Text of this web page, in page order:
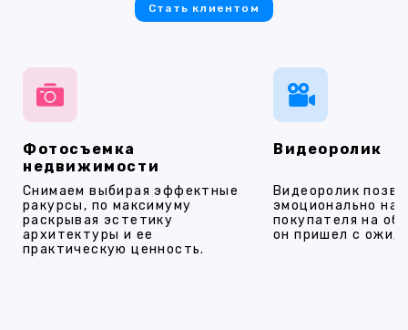
Фотосъемка
недвижимости
Снимаем выбирая эффектные
ракурсы, по максимуму
раскрывая эстетику
архитектуры и ее
практическую ценность.
Видеоролик
Видеоролик
эмоционально
покупателя на
он пришел с
Стать клиентом